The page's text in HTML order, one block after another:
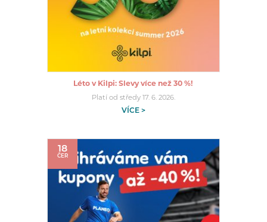
Léto v Kilpi: Slevy více než 30 %!
Platí od středy 17. 6. 2026.
VÍCE >
18
ČER